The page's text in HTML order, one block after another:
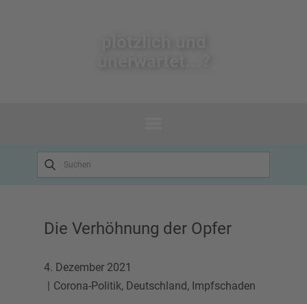
Die Verhöhnung der Opfer
4. Dezember 2021
Corona-Politik, Deutschland, Impfschaden